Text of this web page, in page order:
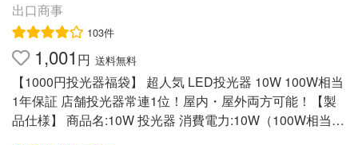
ライト(約4〜4.5時間) 側面COBライト(約3〜3.5時間)使用
電池：リチウムイオン電池 3.7V 2000mAh（内臓）充
電時間：約4時間素材PA TPR アルミニウムサイズ折り
畳み時：高さ150mm×幅48mm×奥行き39mm使用時：高さ
275mm×幅48mm×奥行き39mm重量：約213g付属品取扱
説明書（こちらからダウンロードできます。）備考※保証
規定は商品に同梱の保証説明書に記載されておりますの
出口商事
103件
1,001 円 送料無料
【1000円投光器福袋】 超人気 LED投光器 10W 100W相当
1年保証 店舗投光器常連1位！屋内・屋外両方可能！【製
品仕様】 商品名:10W 投光器 消費電力:10W（100W相当）